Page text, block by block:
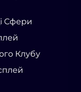
Сфери
Клубу